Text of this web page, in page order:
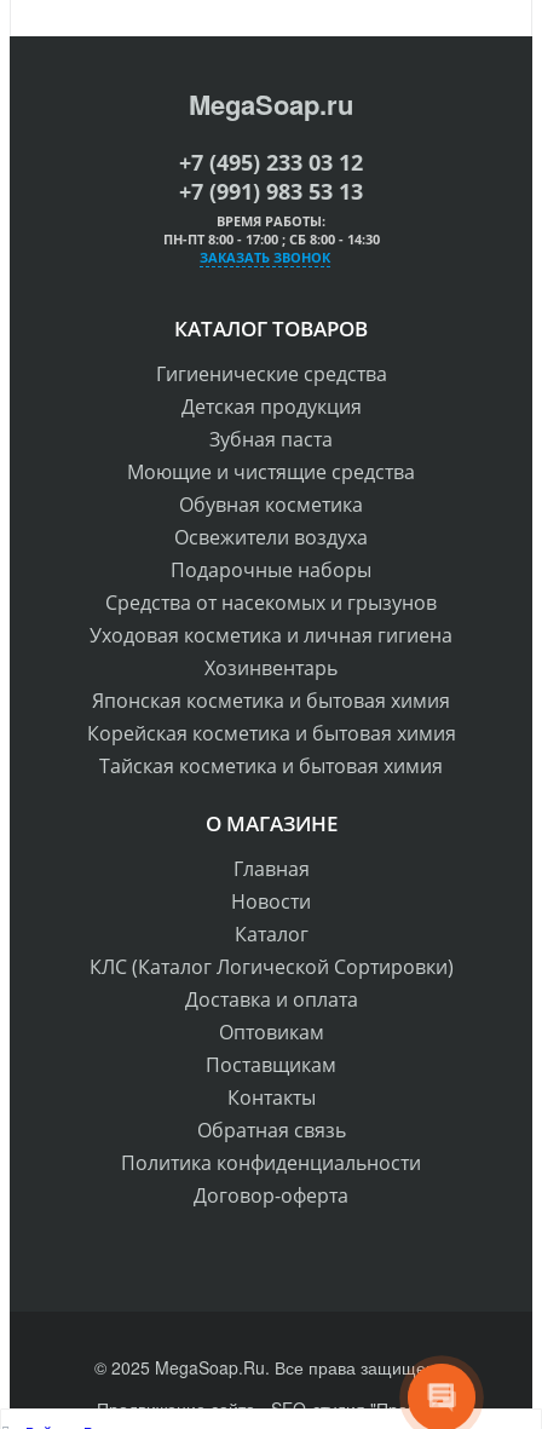
MegaSoap.ru
+7 (495) 233 03 12
+7 (991) 983 53 13
ВРЕМЯ РАБОТЫ:
ПН-ПТ 8:00 - 17:00 ; СБ 8:00 - 14:30
ЗАКАЗАТЬ ЗВОНОК
КАТАЛОГ ТОВАРОВ
Гигиенические средства
Детская продукция
Зубная паста
Моющие и чистящие средства
Обувная косметика
Освежители воздуха
Подарочные наборы
Средства от насекомых и грызунов
Уходовая косметика и личная гигиена
Хозинвентарь
Японская косметика и бытовая химия
Корейская косметика и бытовая химия
Тайская косметика и бытовая химия
О МАГАЗИНЕ
Главная
Новости
Каталог
КЛС (Каталог Логической Сортировки)
Доставка и оплата
Оптовикам
Поставщикам
Контакты
Обратная связь
Политика конфиденциальности
Договор-оферта
© 2025 MegaSoap.Ru. Все права защищены
Продвижение сайта- SEO-студия "Практик"